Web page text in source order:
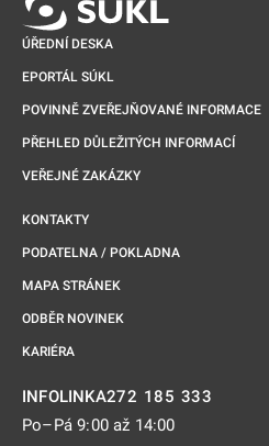
ÚŘEDNÍ DESKA
EPORTÁL SÚKL
POVINNĚ ZVEŘEJŇOVANÉ INFORMACE
PŘEHLED DŮLEŽITÝCH INFORMACÍ
VEŘEJNÉ ZAKÁZKY
KONTAKTY
PODATELNA / POKLADNA
MAPA STRÁNEK
ODBĚR NOVINEK
KARIÉRA
INFOLINKA272 185 333
Po–Pá 9:00 až 14:00